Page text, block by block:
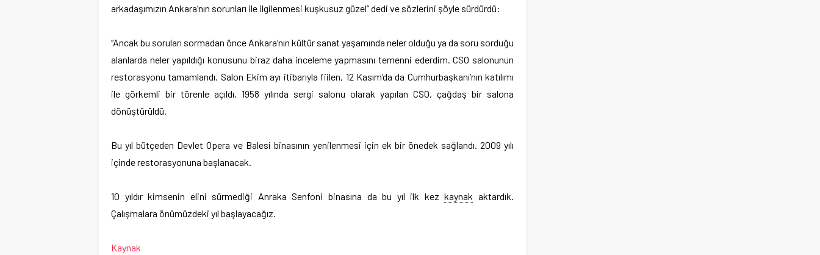
arkadaşımızın Ankara’nın sorunları ile ilgilenmesi kuşkusuz güzel” dedi ve sözlerini şöyle sürdürdü:
“Ancak bu soruları sormadan önce Ankara’nın kültür sanat yaşamında neler olduğu ya da soru sorduğu
alanlarda neler yapıldığı konusunu biraz daha inceleme yapmasını temenni ederdim. CSO salonunun
restorasyonu tamamlandı. Salon Ekim ayı itibarıyla fiilen, 12 Kasım’da da Cumhurbaşkanı’nın katılımı
ile görkemli bir törenle açıldı. 1958 yılında sergi salonu olarak yapılan CSO, çağdaş bir salona
dönüştürüldü.
Bu yıl bütçeden Devlet Opera ve Balesi binasının yenilenmesi için ek bir önedek sağlandı. 2009 yılı
içinde restorasyonuna başlanacak.
10 yıldır kimsenin elini sürmediği Anraka Senfoni binasına da bu yıl ilk kezkaynak aktardık.
Çalışmalara önümüzdeki yıl başlayacağız.
Kaynak